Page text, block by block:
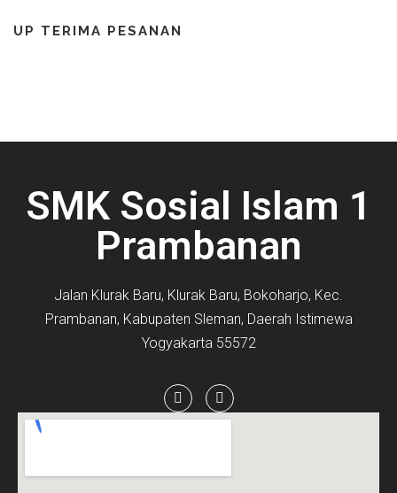
UP TERIMA PESANAN
SMK Sosial Islam 1
Prambanan
Jalan Klurak Baru, Klurak Baru, Bokoharjo, Kec.
Prambanan, Kabupaten Sleman, Daerah Istimewa
Yogyakarta 55572